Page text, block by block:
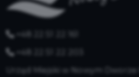
+48 22 51 22 161
+48 22 51 22 203
Urząd Miejski w Nowym Dworze